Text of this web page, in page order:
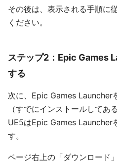
その後は、表示される手順に
ください。
ステップ2：Epic Games
する
次に、Epic Games Launcher
（すでにインストールしてあ
UE5はEpic Games Launcher
す。
ページ右上の「ダウンロード